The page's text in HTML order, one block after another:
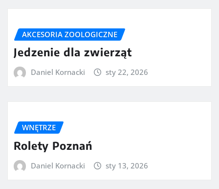
AKCESORIA ZOOLOGICZNE
Jedzenie dla zwierząt
Daniel Kornacki sty 22, 2026
WNĘTRZE
Rolety Poznań
Daniel Kornacki sty 13, 2026